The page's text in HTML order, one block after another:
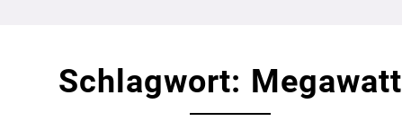
Schlagwort: Megawatt